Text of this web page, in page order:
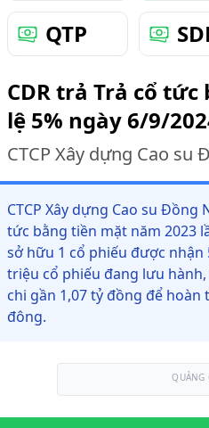
QTP
CDR trả Trả cổ
lệ 5% ngày 6/9/
CTCP Xây dựng Cao su
CTCP Xây dựng Cao su Đồng
tức bằng tiền mặt năm 2023
sở hữu 1 cổ phiếu được nhận
triệu cổ phiếu đang lưu
chi gần 1,07 tỷ đồng để
đông.
QUẢNG